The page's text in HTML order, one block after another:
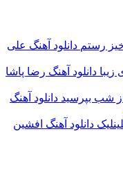
دانلود آهنگ علی
دانلود آهنگ رضا پاشا
دانلود آهنگ
دانلود آهنگ افشین